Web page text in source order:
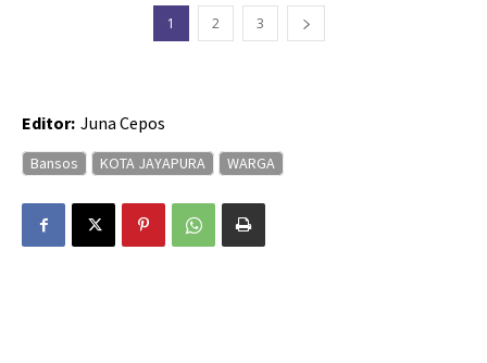
1 2 3
Editor: Juna Cepos
Bansos KOTA JAYAPURA WARGA